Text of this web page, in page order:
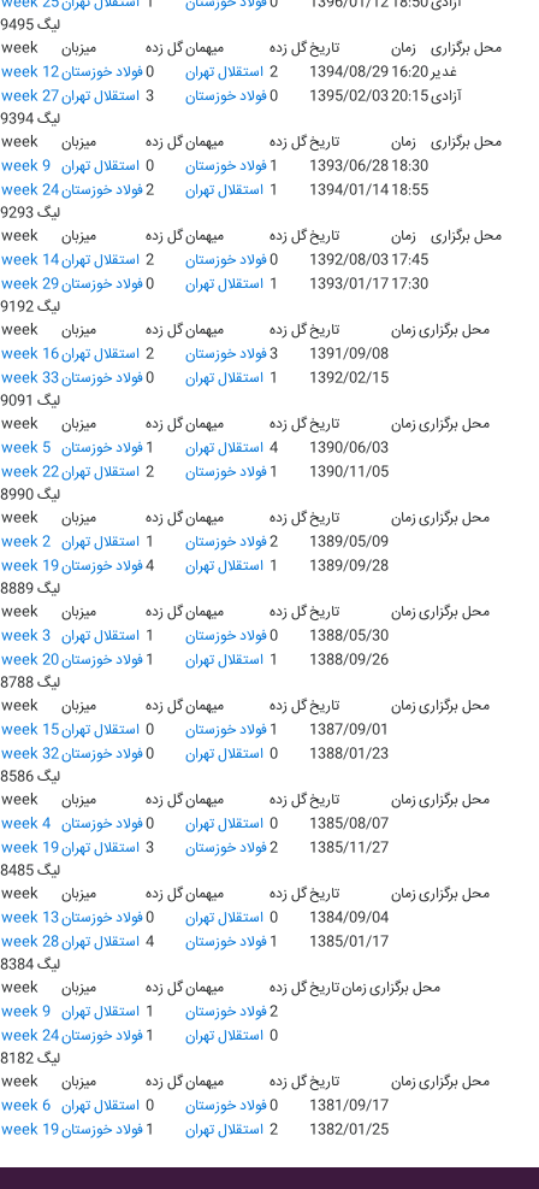
لیگ 9495
week
میزبان گل زدهمیهمان گل زدهتاریخ زمان
محل برگزاری
week 12فولاد خوزستان0 استقلال تهران 2 1394/08/2916:20غدیر
week 27استقلال تهران 3 فولاد خوزستان0 1395/02/0320:15آزادی
لیگ 9394
week
میزبان گل زدهمیهمان گل زدهتاریخ زمان
محل برگزاری
week 9 استقلال تهران 0 فولاد خوزستان1 1393/06/2818:30
week 24فولاد خوزستان2 استقلال تهران 1 1394/01/1418:55
لیگ 9293
week
میزبان گل زدهمیهمان گل زدهتاریخ زمان
محل برگزاری
week 14استقلال تهران 2 فولاد خوزستان0 1392/08/0317:45
week 29فولاد خوزستان0 استقلال تهران 1 1393/01/1717:30
لیگ 9192
week
میزبان گل زدهمیهمان گل زدهتاریخ زمانمحل برگزاری
week 16استقلال تهران 2 فولاد خوزستان3
1391/09/08
week 33فولاد خوزستان0 استقلال تهران 1
1392/02/15
لیگ 9091
week
میزبان گل زدهمیهمان گل زدهتاریخ زمانمحل برگزاری
week 5 فولاد خوزستان1 استقلال تهران 4
1390/06/03
week 22استقلال تهران 2 فولاد خوزستان1
1390/11/05
لیگ 8990
week
میزبان گل زدهمیهمان گل زدهتاریخ زمانمحل برگزاری
week 2 استقلال تهران 1 فولاد خوزستان2
1389/05/09
week 19فولاد خوزستان4 استقلال تهران 1
1389/09/28
لیگ 8889
week
میزبان گل زدهمیهمان گل زدهتاریخ زمانمحل برگزاری
week 3 استقلال تهران 1 فولاد خوزستان0
1388/05/30
week 20فولاد خوزستان1 استقلال تهران 1
1388/09/26
لیگ 8788
week
میزبان گل زدهمیهمان گل زدهتاریخ زمانمحل برگزاری
week 15استقلال تهران 0 فولاد خوزستان1
1387/09/01
week 32فولاد خوزستان0 استقلال تهران 0
1388/01/23
لیگ 8586
week
میزبان گل زدهمیهمان گل زدهتاریخ زمانمحل برگزاری
week 4 فولاد خوزستان0 استقلال تهران 0
1385/08/07
week 19استقلال تهران 3 فولاد خوزستان2
1385/11/27
لیگ 8485
week
میزبان گل زدهمیهمان گل زدهتاریخ زمانمحل برگزاری
week 13فولاد خوزستان0 استقلال تهران 0
1384/09/04
week 28استقلال تهران 4 فولاد خوزستان1
1385/01/17
لیگ 8384
week
میزبان گل زدهمیهمان گل زدهتاریخزمانمحل برگزاری
week 9 استقلال تهران 1 فولاد خوزستان2
week 24فولاد خوزستان1 استقلال تهران 0
لیگ 8182
week
میزبان گل زدهمیهمان گل زدهتاریخ زمانمحل برگزاری
week 6 استقلال تهران 0 فولاد خوزستان0
1381/09/17
week 19فولاد خوزستان1 استقلال تهران 2 1382/01/25